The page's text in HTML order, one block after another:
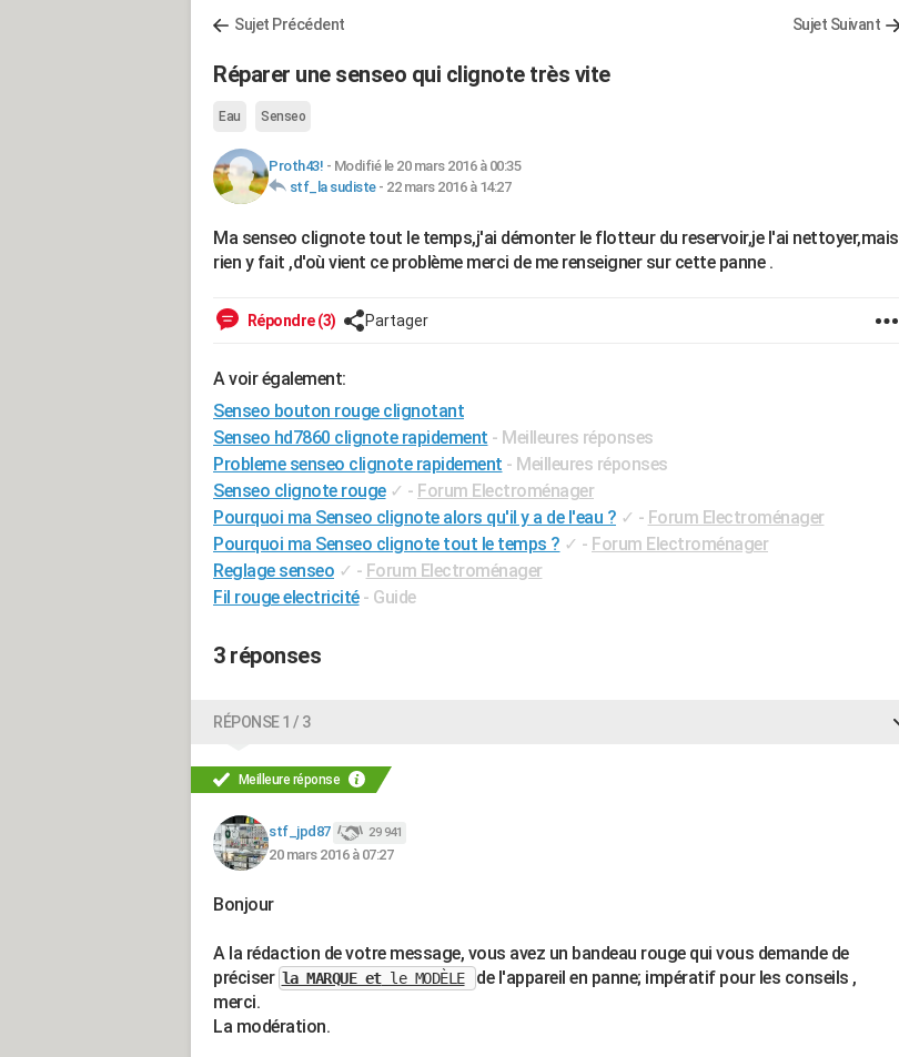
Sujet Précédent Sujet Suivant
Réparer une senseo qui clignote très vite
Eau Senseo
Proth43! - Modifié le 20 mars 2016 à 00:35
stf_la sudiste- 22 mars 2016 à 14:27
Ma senseo clignote tout le temps,j'ai démonter le flotteur du reservoir,je l'ai nettoyer,mais
rien y fait ,d'où vient ce problème merci de me renseigner sur cette panne .
Répondre (3) Partager
A voir également:
Senseo bouton rouge clignotant
Senseo hd7860 clignote rapidement - Meilleures réponses
Probleme senseo clignote rapidement - Meilleures réponses
Senseo clignote rouge ✓ - Forum Electroménager
Pourquoi ma Senseo clignote alors qu'il y a de l'eau ? ✓ - Forum Electroménager
Pourquoi ma Senseo clignote tout le temps ? ✓ - Forum Electroménager
Reglage senseo ✓ - Forum Electroménager
Fil rouge electricité - Guide
3 réponses
RÉPONSE 1 / 3
Meilleure réponse
stf_jpd87 29 941
20 mars 2016 à 07:27
Bonjour
A la rédaction de votre message, vous avez un bandeau rouge qui vous demande de
préciser la MARQUE etle MODÈLE
de l'appareil en panne; impératif pour les conseils ,
merci.
La modération.